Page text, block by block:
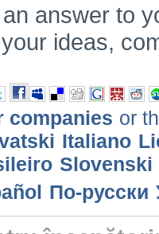
answer to
your ideas,
companies or
Italiano
Slovenski
По-русски